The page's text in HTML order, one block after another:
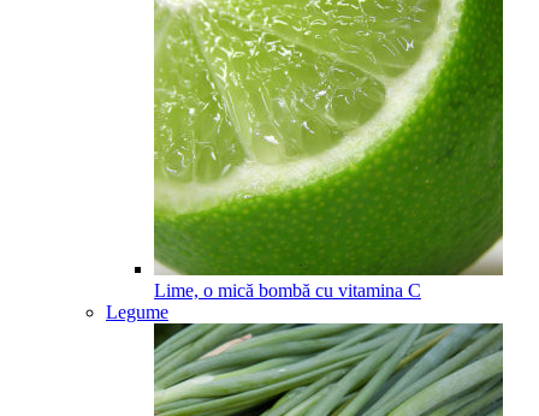
Lime, o mică bombă cu vitamina C
Legume